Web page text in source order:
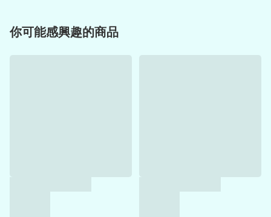
你可能感興趣的商品